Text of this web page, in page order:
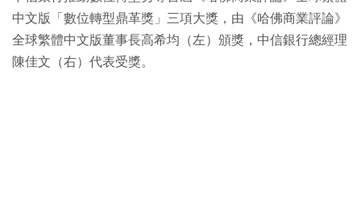
中文版「數位轉型鼎革獎」三項大獎，由《哈佛商業評論》
全球繁體中文版董事長高希均（左）頒獎，中信銀行總經理
陳佳文（右）代表受獎。